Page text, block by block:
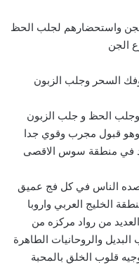
واستحضارهم لجلب الحظ
الجن
السحر وجلب الزبون
الحظ و جلب الزبون
وهو قبول مجرب وقوي جدا
في منطقة سوس الاقصى
الناس في كل فج عميق
الخليج العربي واروبا
من رواد مركزه من
والروحانيات الطاهرة
قلوب الخلق بالمحبة